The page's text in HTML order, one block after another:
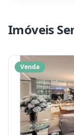
Imóveis
Venda